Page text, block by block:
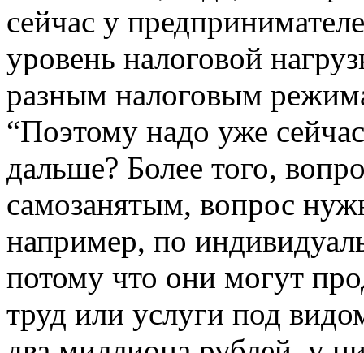
сейчас у
уровень налоговой
разным налоговым
“Поэтому надо уже
дальше? Более того,
самозанятым, вопрос
например, по
потому что они могут
труд или услуги под